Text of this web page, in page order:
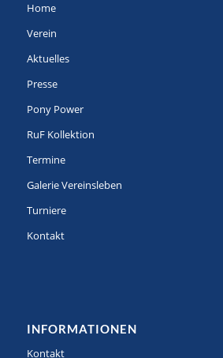
Home
Verein
Aktuelles
Presse
Pony Power
RuF Kollektion
Termine
Galerie Vereinsleben
Turniere
Kontakt
INFORMATIONEN
Kontakt